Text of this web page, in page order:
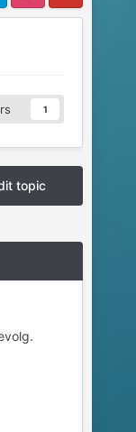
1
topic